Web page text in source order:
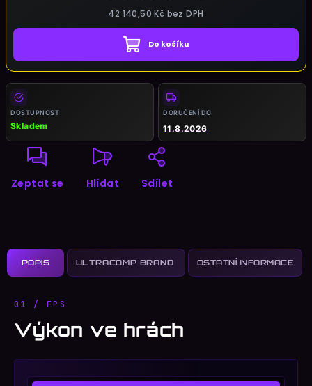
42 140,50 Kč bez DPH
Měrná
cena:
Do košíku
DOSTUPNOST
Skladem
DORUČENÍ DO
11.8.2026
Zeptat se Hlídat Sdílet
POPIS OSTATNÍ INFORMACE
01 / FPS
Výkon ve hrách